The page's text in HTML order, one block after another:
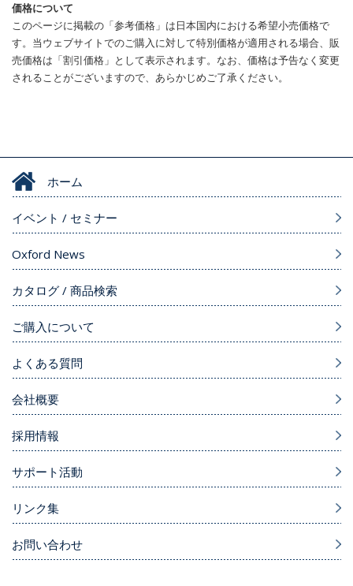
価格について
このページに掲載の「参考価格」は日本国内における希望小売価格で
す。当ウェブサイトでのご購入に対して特別価格が適用される場合、販
売価格は「割引価格」として表示されます。なお、価格は予告なく変更
されることがございますので、あらかじめご了承ください。
ホーム
イベント / セミナー
Oxford News
カタログ / 商品検索
ご購入について
よくある質問
会社概要
採用情報
サポート活動
リンク集
お問い合わせ